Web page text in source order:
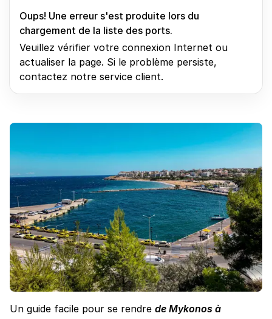
Un guide facile pour se rendre de Mykonos à
Oups! Une erreur s'est produite lors du
chargement de la liste des ports.
Veuillez vérifier votre connexion Internet ou
actualiser la page. Si le problème persiste,
contactez notre service client.